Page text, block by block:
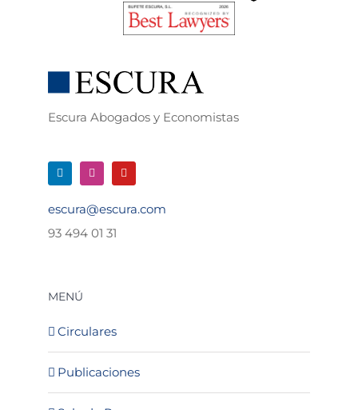
Escura Abogados y Economistas
escura@escura.com
93 494 01 31
MENÚ
Circulares
Publicaciones